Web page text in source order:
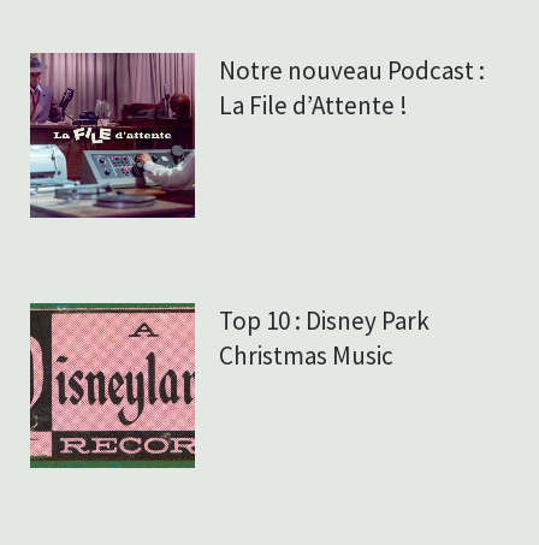
Notre nouveau Podcast :
La File d’Attente !
Top 10 : Disney Park
Christmas Music